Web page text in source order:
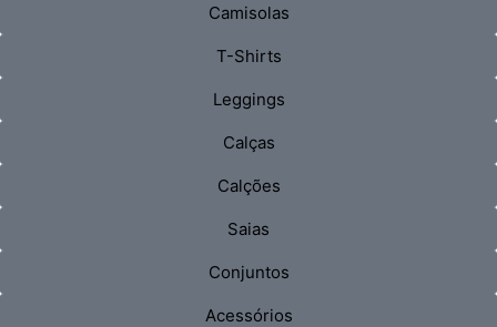
Camisolas
T-Shirts
Leggings
Calças
Calções
Saias
Conjuntos
Acessórios